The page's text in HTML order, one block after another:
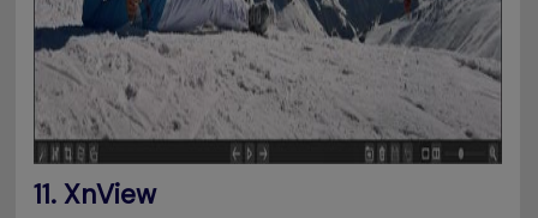
11. XnView